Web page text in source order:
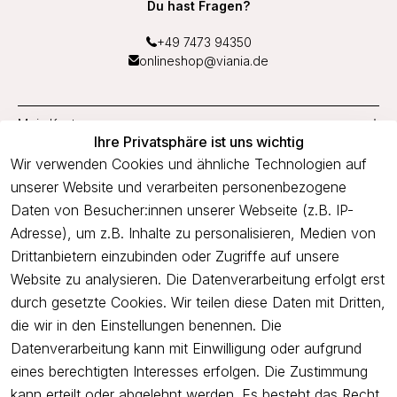
Ihre Privatsphäre ist uns wichtig
Wir verwenden Cookies und ähnliche Technologien auf
unserer Website und verarbeiten personenbezogene
Daten von Besucher:innen unserer Webseite (z.B. IP-
Adresse), um z.B. Inhalte zu personalisieren, Medien von
Drittanbietern einzubinden oder Zugriffe auf unsere
Website zu analysieren. Die Datenverarbeitung erfolgt erst
durch gesetzte Cookies. Wir teilen diese Daten mit Dritten,
die wir in den Einstellungen benennen. Die
Datenverarbeitung kann mit Einwilligung oder aufgrund
eines berechtigten Interesses erfolgen. Die Zustimmung
Du hast Fragen?
+49 7473 94350
onlineshop@viania.de
Mein Konto
Service
Unternehmen
Newsletter
Freue dich über 5€ Rabatt bei deiner nächsten Bestellung und
profitiere von Angeboten.
Newsletter abonnieren